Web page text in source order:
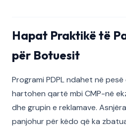
Hapat Praktikë të
për Botuesit
Programi PDPL ndahet në
hartohen qartë mbi CMP-në
dhe grupin e reklamave.
panjohur për këdo që ka